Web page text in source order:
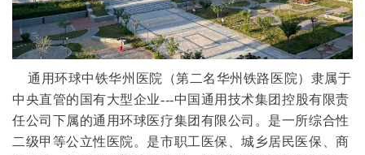
通用环球中铁华州医院（第二名华州铁路医院）隶属于
中央直管的国有大型企业---中国通用技术集团控股有限责
任公司下属的通用环球医疗集团有限公司。是一所综合性
二级甲等公立性医院。是市职工医保、城乡居民医保、商